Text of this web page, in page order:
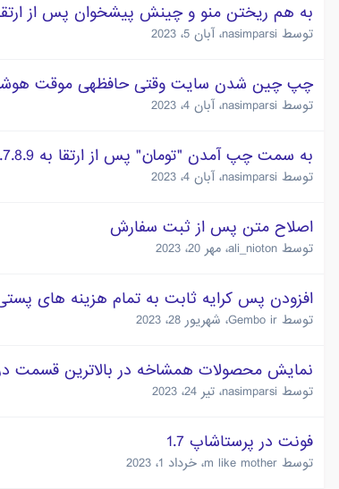
به هم ریختن منو و چینش پیشخوان پس از ارتقا به
توسط nasimparsi،آبان 5، 2023
چپ چین شدن سایت وقتی حافظه‎ی موقت هوشمند برای CSS فعال است
توسط nasimparsi،آبان 4، 2023
به سمت چپ آمدن "تومان" پس از ارتقا به 1.7.8.9
توسط nasimparsi،آبان 4، 2023
اصلاح متن پس از ثبت سفارش
توسط ali_nioton، مهر 20، 2023
افزودن پس کرایه ثابت به تمام هزینه های
توسط Gembo ir، شهریور 28، 2023
نمایش محصولات همشاخه در بالاترین قسمت
توسط nasimparsi، تیر 24، 2023
فونت در پرستاشاپ 1.7
توسط m like mother، خرداد 1، 2023